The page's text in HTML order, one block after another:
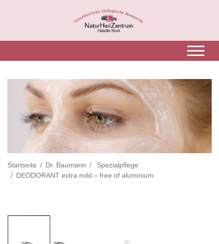
Startseite Dr. Baumann
Spezialpflege
DEODORANT extra mild – free of aluminium